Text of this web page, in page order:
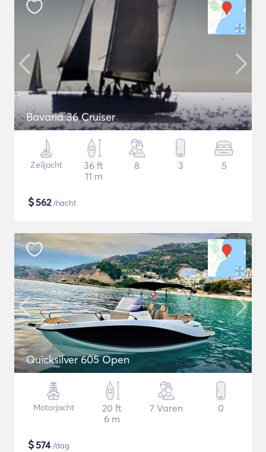
Bavaria 36 Cruiser
Zeiljacht
36 ft
11 m
8 3 5
$562/nacht
Quicksilver 605 Open
Motorjacht
20 ft
6 m
7 Varen 0
$574/dag